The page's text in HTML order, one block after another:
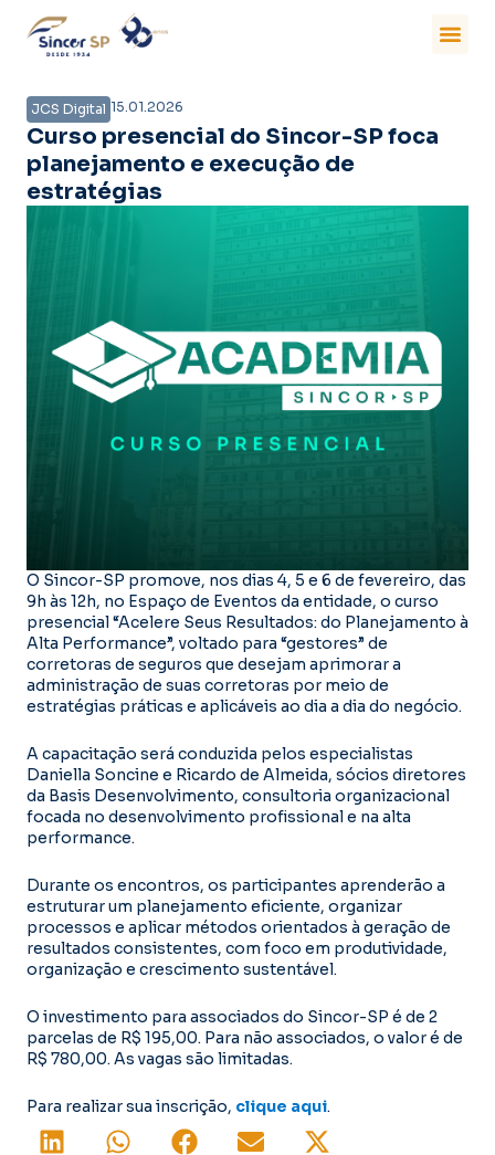
JCS Digital 15.01.2026
Curso presencial do Sincor-SP foca
planejamento e execução de
estratégias
O Sincor-SP promove, nos dias 4, 5 e 6 de fevereiro, das
9h às 12h, no Espaço de Eventos da entidade, o curso
presencial “Acelere Seus Resultados: do Planejamento à
Alta Performance”, voltado para “gestores” de
corretoras de seguros que desejam aprimorar a
administração de suas corretoras por meio de
estratégias práticas e aplicáveis ao dia a dia do negócio.
A capacitação será conduzida pelos especialistas
Daniella Soncine e Ricardo de Almeida, sócios diretores
da Basis Desenvolvimento, consultoria organizacional
focada no desenvolvimento profissional e na alta
performance.
Durante os encontros, os participantes aprenderão a
estruturar um planejamento eficiente, organizar
processos e aplicar métodos orientados à geração de
resultados consistentes, com foco em produtividade,
organização e crescimento sustentável.
O investimento para associados do Sincor-SP é de 2
parcelas de R$ 195,00. Para não associados, o valor é de
R$ 780,00. As vagas são limitadas.
Para realizar sua inscrição, clique aqui.